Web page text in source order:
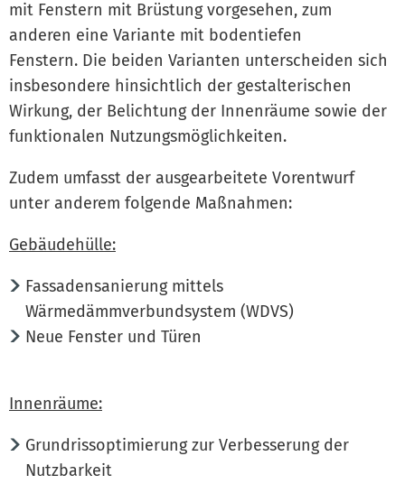
mit Fenstern mit Brüstung vorgesehen, zum
anderen eine Variante mit bodentiefen
Fenstern. Die beiden Varianten unterscheiden sich
insbesondere hinsichtlich der gestalterischen
Wirkung, der Belichtung der Innenräume sowie der
funktionalen Nutzungsmöglichkeiten.
Zudem umfasst der ausgearbeitete Vorentwurf
unter anderem folgende Maßnahmen:
Gebäudehülle:
Fassadensanierung mittels
Wärmedämmverbundsystem (WDVS)
Neue Fenster und Türen
Innenräume:
Grundrissoptimierung zur Verbesserung der
Nutzbarkeit